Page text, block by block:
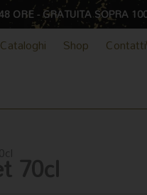
ORE - GRATUITA SOPRA
Shop Contatti